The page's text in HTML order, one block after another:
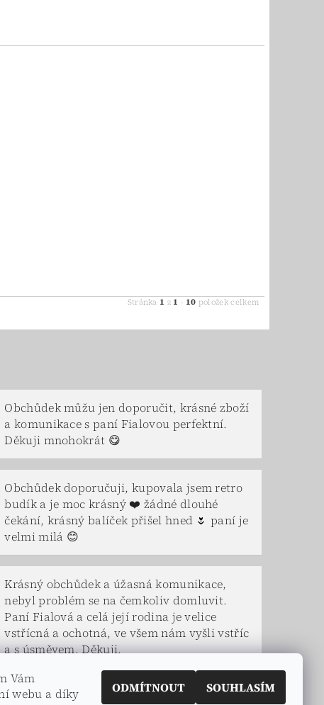
Stránka 1 z 1 - 10 položek celkem
Obchůdek můžu jen doporučit, krásné zboží
a komunikace s paní Fialovou perfektní.
Děkuji mnohokrát 😋
Obchůdek doporučuji, kupovala jsem retro
budík a je moc krásný ❤️ žádné dlouhé
čekání, krásný balíček přišel hned 🌷 paní je
velmi milá 😊
Krásný obchůdek a úžasná komunikace,
nebyl problém se na čemkoliv domluvit.
Paní Fialová a celá její rodina je velice
vstřícná a ochotná, ve všem nám vyšli vstříc
a s úsměvem. Děkuji.
Vám
webu a díky
ODMÍTNOUT SOUHLASÍM